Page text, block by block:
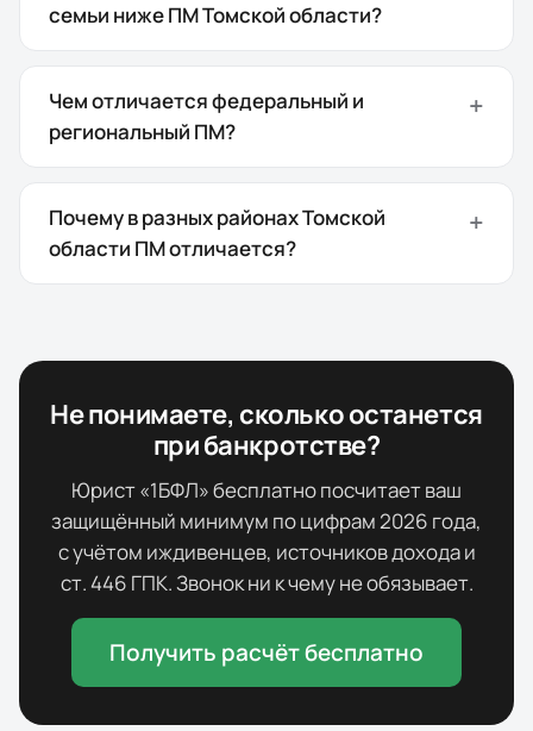
семьи ниже ПМ Томской области?
Чем отличается федеральный и
региональный ПМ?
Почему в разных районах Томской
области ПМ отличается?
Не понимаете, сколько останется
при банкротстве?
Юрист «1БФЛ» бесплатно посчитает ваш
защищённый минимум по цифрам2026 года,
с учётом иждивенцев, источников дохода и
ст. 446 ГПК. Звонок ни к чему не обязывает.
Получить расчёт бесплатно